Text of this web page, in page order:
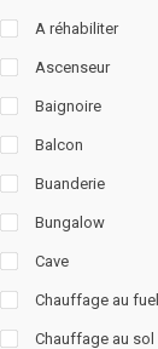
A réhabiliter
Ascenseur
Baignoire
Balcon
Buanderie
Bungalow
Cave
Chauffage au fuel
Chauffage au sol